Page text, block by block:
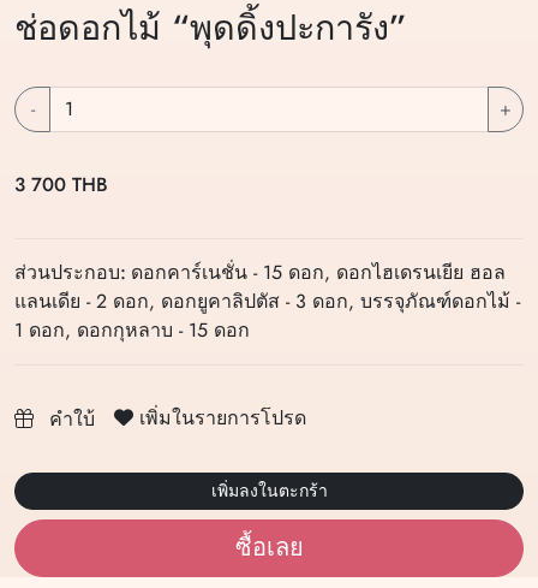
ช่อดอกไม้ “พุดดิ้งปะการัง”
- +
3 700 THB
ส่วนประกอบ: ดอกคาร์เนชั่น - 15 ดอก, ดอกไฮเดรนเยีย ฮอล
แลนเดีย - 2 ดอก, ดอกยูคาลิปตัส - 3 ดอก, บรรจุภัณฑ์ดอกไม้ -
1 ดอก, ดอกกุหลาบ - 15 ดอก
คำใบ้ เพิ่มในรายการโปรด
เพิ่มลงในตะกร้า
ซื้อเลย